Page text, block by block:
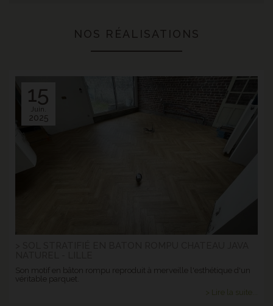
NOS RÉALISATIONS
15
Juin.
2025
Son motif en bâton rompu reproduit à merveille l'esthétique d'un
véritable parquet.
> Lire la suite...